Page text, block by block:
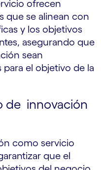
ofrecen
que se alinean con
y los objetivos
asegurando que
sean
para el objetivo de la
de innovación
como servicio
que el